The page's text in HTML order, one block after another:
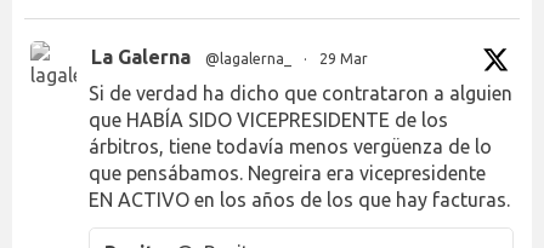
La Galerna @lagalerna_ · 29 Mar
Si de verdad ha dicho que contrataron a alguien
que HABÍA SIDO VICEPRESIDENTE de los
árbitros, tiene todavía menos vergüenza de lo
que pensábamos. Negreira era vicepresidente
EN ACTIVO en los años de los que hay facturas.